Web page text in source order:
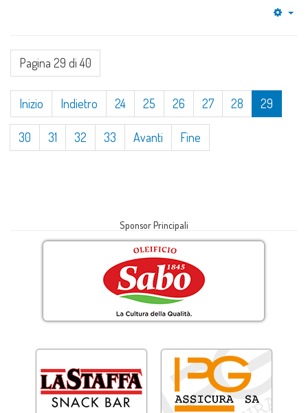
Pagina 29 di 40
Inizio Indietro 24 25 26 27 28 29
30 31 32 33 Avanti Fine
Sponsor Principali